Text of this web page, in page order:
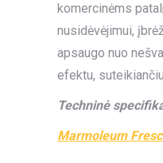
komercinėms
nusidėvėjimui,
apsaugo nuo
efektu,
Techninė
Marmoleum